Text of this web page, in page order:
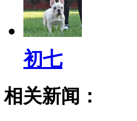
初七
相关新闻：